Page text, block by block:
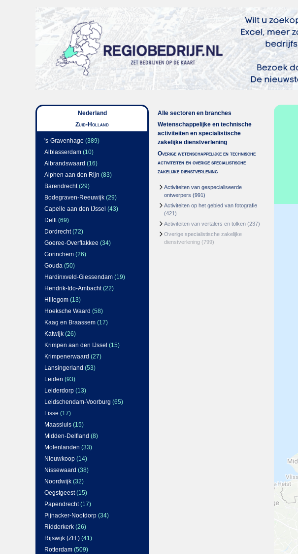
Nederland
Zuid-Holland
's-Gravenhage (389)
Alblasserdam (10)
Albrandswaard (16)
Alphen aan den Rijn (83)
Barendrecht(29)
Bodegraven-Reeuwijk (29)
Capelle aan den IJssel (43)
Delft(69)
Dordrecht(72)
Goeree-Overflakkee (34)
Gorinchem (26)
Gouda (50)
Hardinxveld-Giessendam (19)
Hendrik-Ido-Ambacht(22)
Hillegom (13)
Hoeksche Waard (58)
Kaag en Braassem (17)
Katwijk (26)
Krimpen aan den IJssel (15)
Krimpenerwaard (27)
Lansingerland (53)
Leiden (93)
Leiderdorp (13)
Leidschendam-Voorburg (65)
Lisse (17)
Maassluis (15)
Midden-Delfland (8)
Molenlanden (33)
Nieuwkoop (14)
Nissewaard (38)
Noordwijk (32)
Oegstgeest(15)
Papendrecht(17)
Pijnacker-Nootdorp (34)
Ridderkerk (26)
Rijswijk (ZH.) (41)
Rotterdam (509)
Alle sectoren en branches
Wetenschappelijke en technische
activiteiten en specialistische
zakelijke dienstverlening
Overige wetenschappelijke en technische
activiteiten en overige specialistische
zakelijke dienstverlening
Activiteiten van gespecialiseerde
ontwerpers (991)
Activiteiten op het gebied van fotografie
(421)
Activiteiten van vertalers en tolken (237)
Overige specialistische zakelijke
dienstverlening (799)